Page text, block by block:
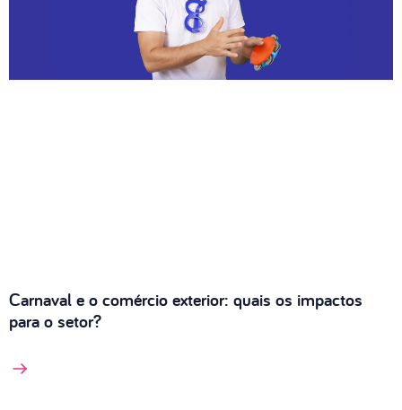
Carnaval e o comércio exterior: quais os impactos
para o setor?